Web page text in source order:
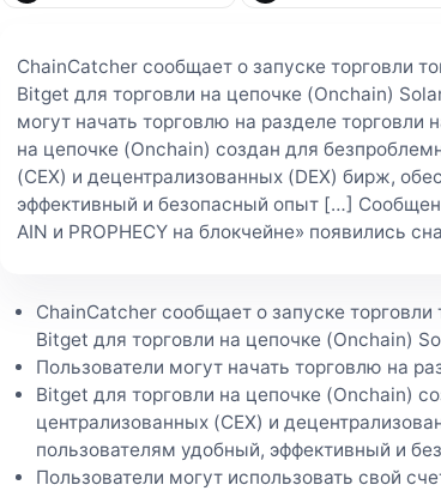
ChainCatcher сообщает о запуске торговли
Bitget для торговли на цепочке (Onchain)
могут начать торговлю на разделе торговли
на цепочке (Onchain) создан для
(CEX) и децентрализованных (DEX) бирж,
эффективный и безопасный опыт […]
AIN и PROPHECY на блокчейне» появились
ChainCatcher сообщает о запуске
Bitget для торговли на цепочке (Onchain)
Пользователи могут начать торговлю на
Bitget для торговли на цепочке (Onchain)
централизованных (CEX) и
пользователям удобный, эффективный и
Пользователи могут использовать свой